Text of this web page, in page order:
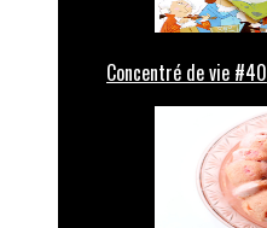
Concentré de vie #40